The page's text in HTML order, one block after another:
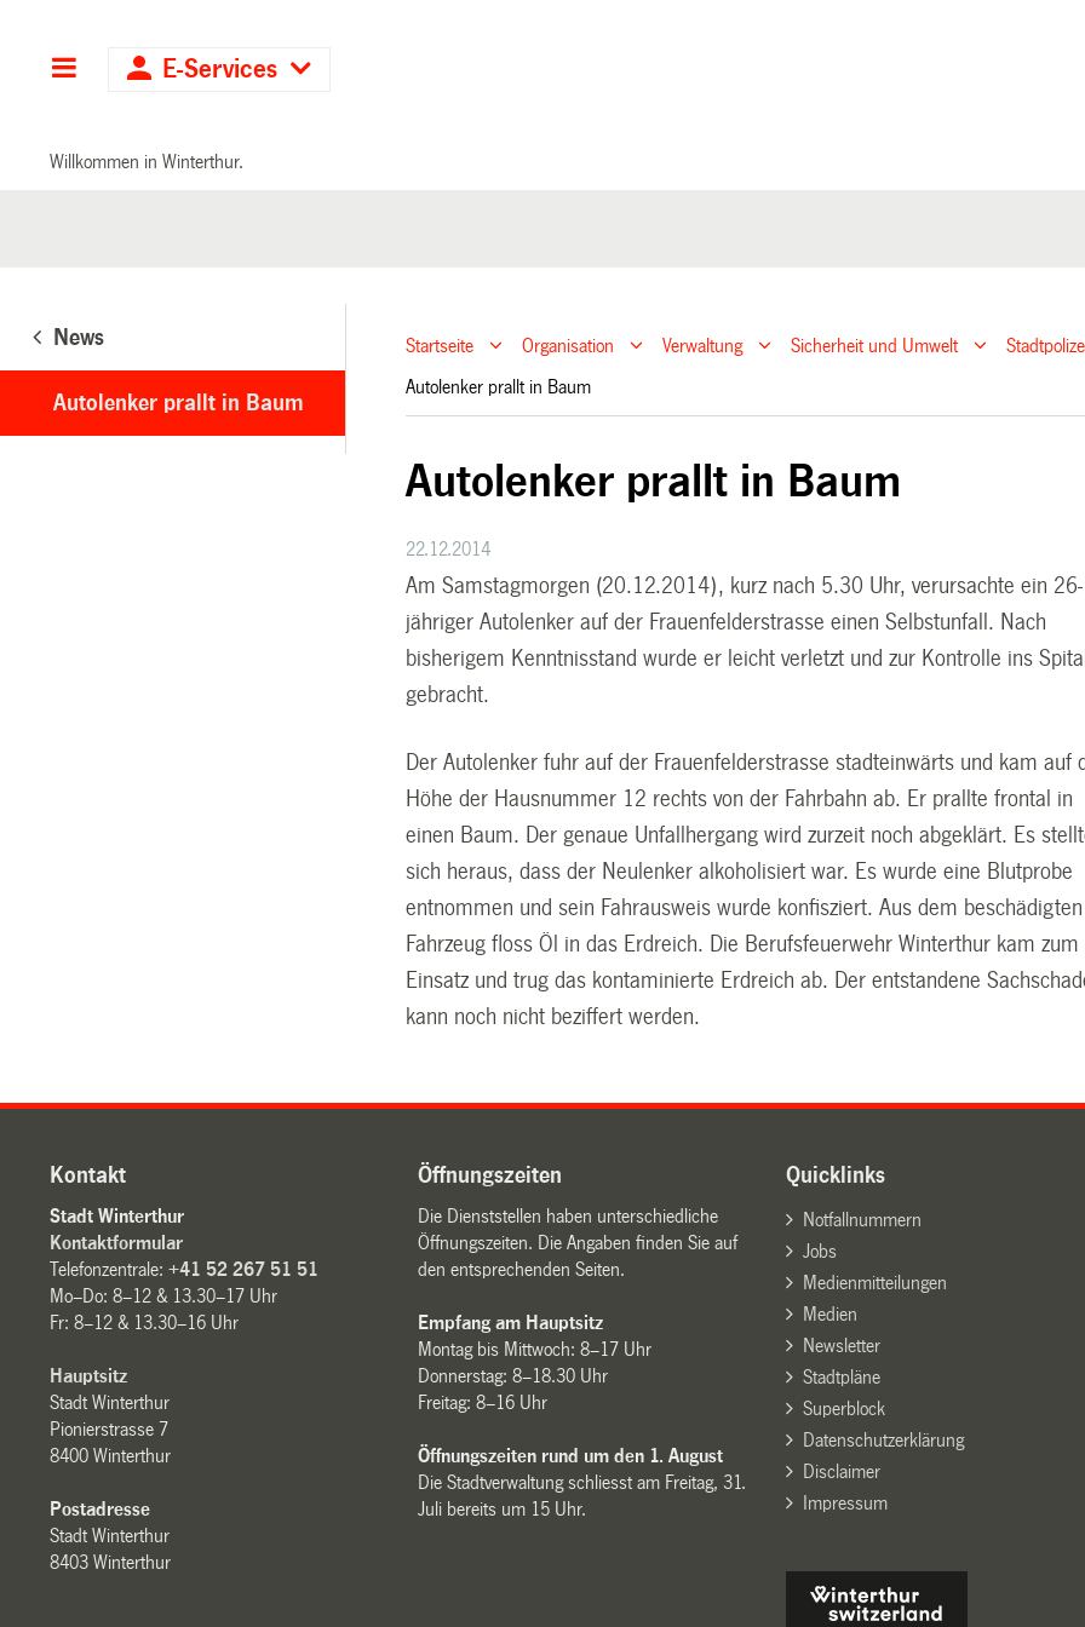
Hauptnavigation
E-Services
Willkommen in Winterthur.
News
Autolenker prallt in Baum
Startseite Organisation Verwaltung Sicherheit und Umwelt
Autolenker prallt in Baum
Autolenker prallt in Baum
22.12.2014
Am Samstagmorgen (20.12.2014), kurz nach 5.30 Uhr, verursachte ein 26-
jähriger Autolenker auf der Frauenfelderstrasse einen Selbstunfall. Nach
bisherigem Kenntnisstand wurde er leicht verletzt und zur Kontrolle ins Spital
gebracht.
Der Autolenker fuhr auf der Frauenfelderstrasse stadteinwärts und kam auf
Höhe der Hausnummer 12 rechts von der Fahrbahn ab. Er prallte frontal in
einen Baum. Der genaue Unfallhergang wird zurzeit noch abgeklärt. Es
sich heraus, dass der Neulenker alkoholisiert war. Es wurde eine Blutprobe
entnommen und sein Fahrausweis wurde konfisziert. Aus dem beschädigten
Fahrzeug floss Öl in das Erdreich. Die Berufsfeuerwehr Winterthur kam zum
Einsatz und trug das kontaminierte Erdreich ab. Der entstandene
kann noch nicht beziffert werden.
Kontakt
Stadt Winterthur
Kontaktformular
Telefonzentrale:+41 52 267 51 51
Mo–Do: 8–12 & 13.30–17 Uhr
Fr: 8–12 & 13.30–16 Uhr
Hauptsitz
Stadt Winterthur
Pionierstrasse 7
8400 Winterthur
Postadresse
Stadt Winterthur
8403 Winterthur
Öffnungszeiten
Die Dienststellen haben unterschiedliche
Öffnungszeiten. Die Angaben finden Sie auf
den entsprechenden Seiten.
Empfang am Hauptsitz
Montag bis Mittwoch: 8–17 Uhr
Donnerstag: 8–18.30 Uhr
Freitag: 8–16 Uhr
Öffnungszeiten rund um den 1. August
Die Stadtverwaltung schliesst am Freitag, 31.
Juli bereits um 15 Uhr.
Quicklinks
Notfallnummern
Jobs
Medienmitteilungen
Medien
Newsletter
Stadtpläne
Superblock
Datenschutzerklärung
Disclaimer
Impressum